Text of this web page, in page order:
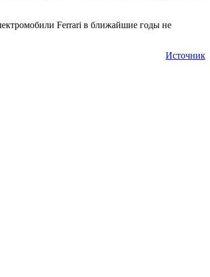
Ferrari в ближайшие годы не
Источник